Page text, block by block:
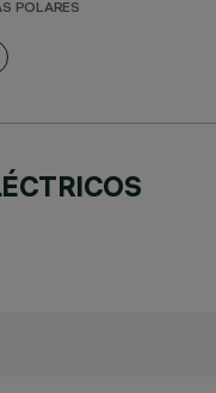
POLARES